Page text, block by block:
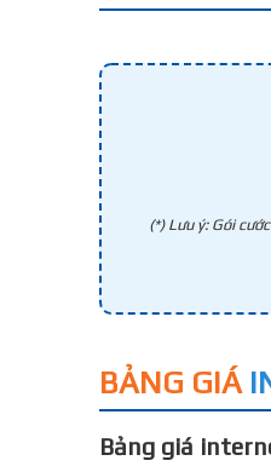
(*) Lưu ý: Gói
BẢNG GIÁ
Bảng giá